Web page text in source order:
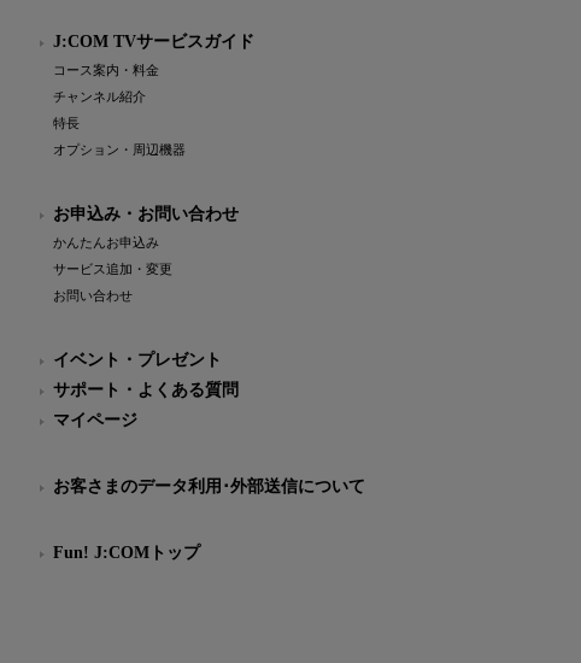
J:COM TVサービスガイド
コース案内・料金
チャンネル紹介
特長
オプション・周辺機器
お申込み・お問い合わせ
かんたんお申込み
サービス追加・変更
お問い合わせ
イベント・プレゼント
サポート・よくある質問
マイページ
お客さまのデータ利用･外部送信について
Fun! J:COMトップ